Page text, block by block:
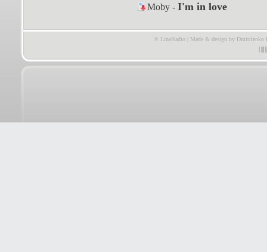
Moby - I'm in love
© LineRadio | Made & design by Dmitrienko